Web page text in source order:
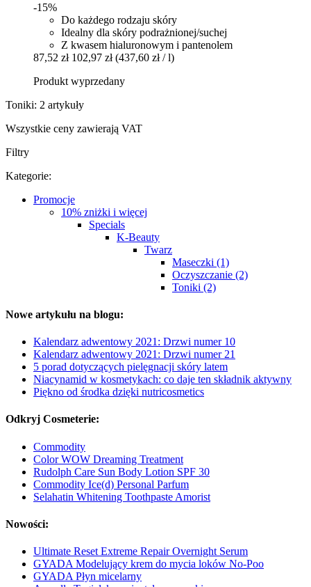
-15%
Do każdego rodzaju skóry
Idealny dla skóry podrażnionej/suchej
Z kwasem hialuronowym i pantenolem
87,52 zł 102,97 zł (437,60 zł / l)
Produkt wyprzedany
Toniki: 2 artykuły
Wszystkie ceny zawierają VAT
Filtry
Kategorie:
Promocje
10% zniżki i więcej
Specials
K-Beauty
Twarz
Maseczki (1)
Oczyszczanie (2)
Toniki (2)
Nowe artykułu na blogu:
Kalendarz adwentowy 2021: Drzwi numer 10
Kalendarz adwentowy 2021: Drzwi numer 21
5 porad dotyczących pielęgnacji skóry latem
Niacynamid w kosmetykach: co daje ten składnik aktywny
Piękno od środka dzięki nutricosmetics
Odkryj Cosmeterie:
Commodity
Color WOW Dreaming Treatment
Rudolph Care Sun Body Lotion SPF 30
Commodity Ice(d) Personal Parfum
Selahatin Whitening Toothpaste Amorist
Nowości:
Ultimate Reset Extreme Repair Overnight Serum
GYADA Modelujący krem do mycia loków No-Poo
GYADA Płyn micelarny